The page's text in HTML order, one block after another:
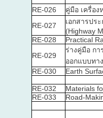
RE-026
คู่มือ เครื่อ
RE-027
เอกสารปร
(Highway
RE-028
Practical
RE-029
ร่างคู่มือ ก
ออกแบบทา
RE-030
Earth
RE-032
Materials
RE-033
Road-